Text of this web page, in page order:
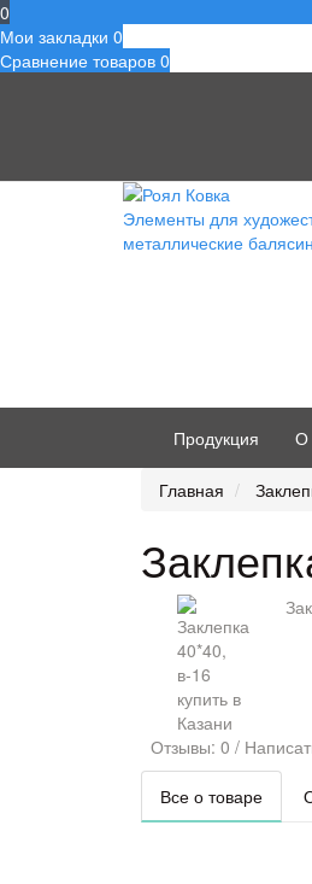
0
Мои закладки 0
Сравнение товаров 0
Элементы для
металлические
Продукция
О
Главная
Отзывы: 0 /
Все о товаре